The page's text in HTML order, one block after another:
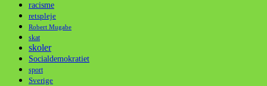
racisme
retspleje
Robert Mugabe
skat
skoler
Socialdemokratiet
sport
Sverige